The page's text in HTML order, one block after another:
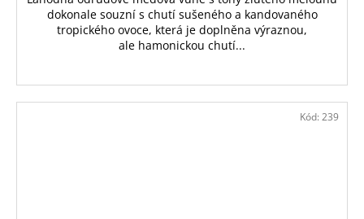
dokonale souzní s chutí sušeného a kandovaného
tropického ovoce, která je doplněna výraznou,
ale hamonickou chutí...
Kód: 239